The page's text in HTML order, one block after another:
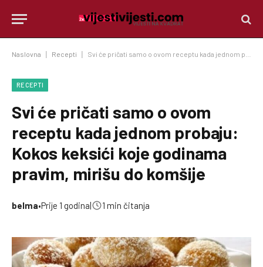
Naslovna Recepti Svi će pričati samo o ovom receptu kada jednom probaju: Kokos keksići koje godinama pravim, mirišu do komšije
RECEPTI
Svi će pričati samo o ovom
receptu kada jednom probaju:
Kokos keksići koje godinama
pravim, mirišu do komšije
belma•Prije 1 godina| 1 min čitanja